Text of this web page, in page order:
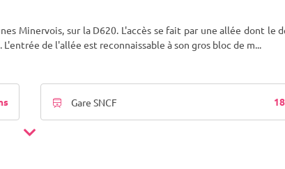
Minervois, sur la D620. L'accès se fait par une allée dont le
de l'allée est reconnaissable à son gros bloc de m...
Gare SNCF